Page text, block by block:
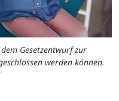
Gesetzentwurf zur
werden können.